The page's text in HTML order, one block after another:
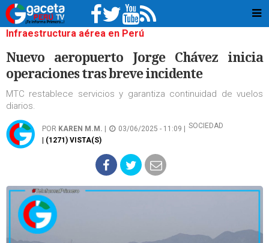
Infraestructura aérea en Perú
Nuevo aeropuerto Jorge Chávez inicia
operaciones tras breve incidente
MTC restablece servicios y garantiza continuidad de vuelos
diarios.
POR KAREN M.M. 03/06/2025 - 11:09 |
SOCIEDAD
| (1271) VISTA(S)